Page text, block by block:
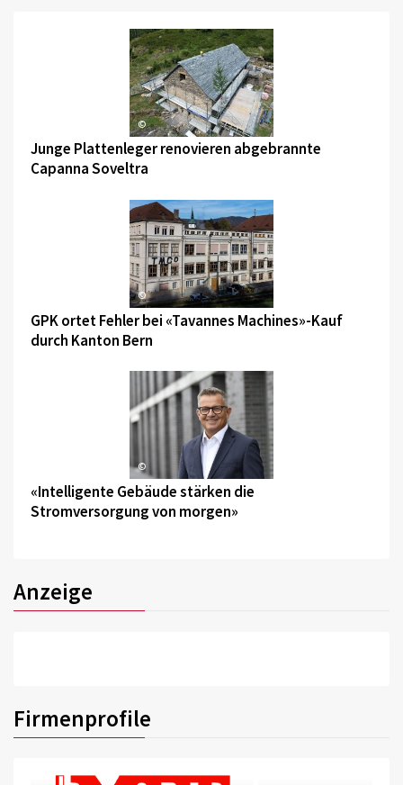
©
Junge Plattenleger renovieren abgebrannte
Capanna Soveltra
©
GPK ortet Fehler bei «Tavannes Machines»-Kauf
durch Kanton Bern
©
«Intelligente Gebäude stärken die
Stromversorgung von morgen»
Anzeige
Firmenprofile